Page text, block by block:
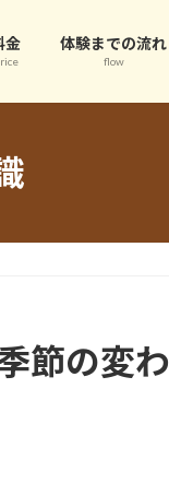
金 体験までの流れ
flow
節の変わ